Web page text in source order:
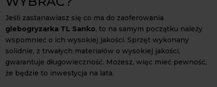
Jeśli zastanawiasz się co ma do zaoferowania
glebogryzarka TL Sanko, to na samym początku należy
wspomnieć o ich wysokiej jakości. Sprzęt wykonany
solidnie, z trwałych materiałów o wysokiej jakości,
gwarantuje długowieczność. Możesz, więc mieć pewność,
że będzie to inwestycja na lata.